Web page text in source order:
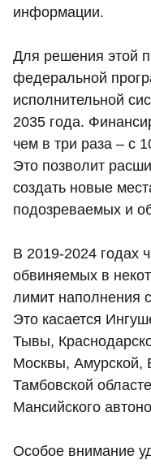
информации.
Для решения этой
федеральной
исполнительной
2035 года.
чем в три раза – с
Это позволит
создать новые
подозреваемых и
В 2019-2024 годах
обвиняемых в
лимит наполнения
Это касается
Тывы,
Москвы, Амурской,
Тамбовской
Мансийского
Особое внимание